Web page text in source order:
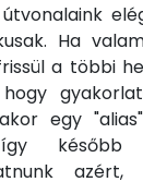
Ha
a többi
egy
így